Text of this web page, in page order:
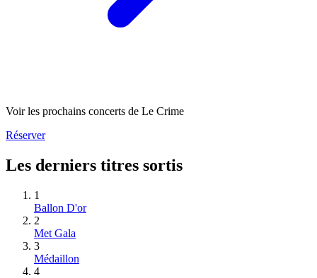
Voir les prochains concerts de Le Crime
Réserver
Les derniers titres sortis
1
Ballon D'or
2
Met Gala
3
Médaillon
4